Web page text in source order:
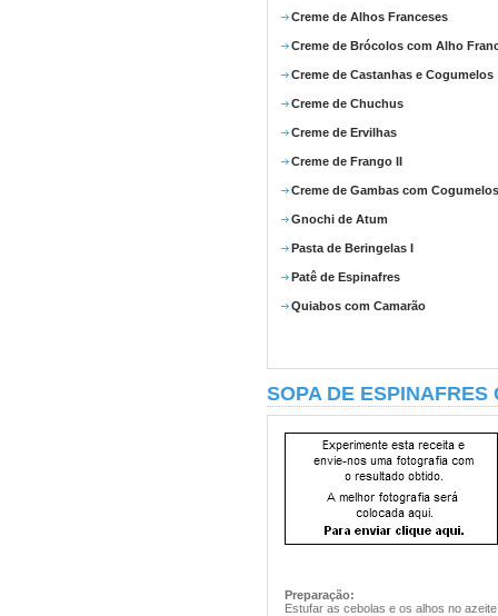
Creme de Alhos Franceses
Creme de Brócolos com Alho
Creme de Castanhas e Cogumelos
Creme de Chuchus
Creme de Ervilhas
Creme de Frango II
Creme de Gambas com Cogumelos
Gnochi de Atum
Pasta de Beringelas I
Patê de Espinafres
Quiabos com Camarão
SOPA DE ESPINAFRES
Preparação:
Estufar as cebolas e os alhos no